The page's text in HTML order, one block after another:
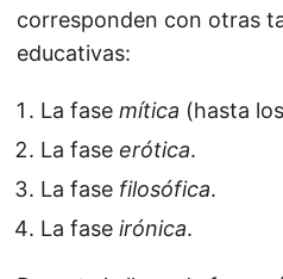
corresponden con otras
educativas:
La fase mítica (hasta
La fase erótica.
La fase filosófica.
La fase irónica.